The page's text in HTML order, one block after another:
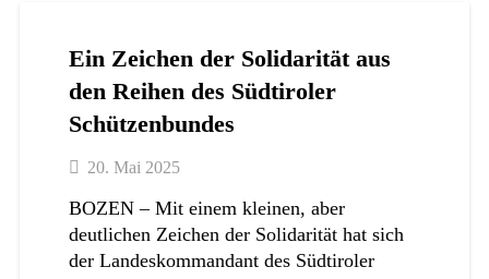
Ein Zeichen der Solidarität aus
den Reihen des Südtiroler
Schützenbundes
20. Mai 2025
BOZEN – Mit einem kleinen, aber
deutlichen Zeichen der Solidarität hat sich
der Landeskommandant des Südtiroler